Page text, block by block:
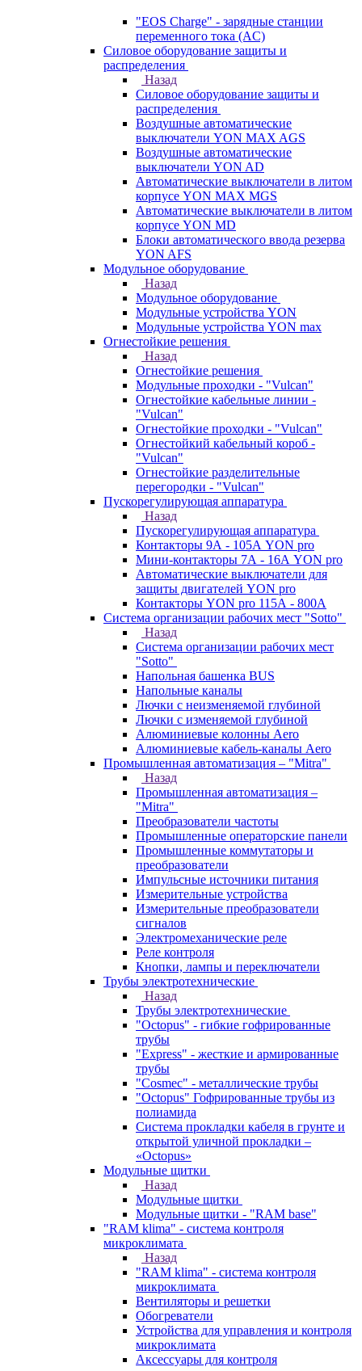
"EOS Charge" - зарядные станции
переменного тока (AC)
Силовое оборудование защиты и
распределения
Назад
Силовое оборудование защиты и
распределения
Воздушные автоматические
выключатели YON MAX AGS
Воздушные автоматические
выключатели YON AD
Автоматические выключатели в литом
корпусе YON MAX MGS
Автоматические выключатели в литом
корпусе YON MD
Блоки автоматического ввода резерва
YON AFS
Модульное оборудование
Назад
Модульное оборудование
Модульные устройства YON
Модульные устройства YON max
Огнестойкие решения
Назад
Огнестойкие решения
Модульные проходки - "Vulcan"
Огнестойкие кабельные линии -
"Vulcan"
Огнестойкие проходки - "Vulcan"
Огнестойкий кабельный короб -
"Vulcan"
Огнестойкие разделительные
перегородки - "Vulcan"
Пускорегулирующая аппаратура
Назад
Пускорегулирующая аппаратура
Контакторы 9А - 105А YON pro
Мини-контакторы 7А - 16А YON pro
Автоматические выключатели для
защиты двигателей YON pro
Контакторы YON pro 115А - 800А
Система организации рабочих мест "Sotto"
Назад
Система организации рабочих мест
"Sotto"
Напольная башенка BUS
Напольные каналы
Лючки с неизменяемой глубиной
Лючки с изменяемой глубиной
Алюминиевые колонны Aero
Алюминиевые кабель-каналы Aero
Промышленная автоматизация – "Mitra"
Назад
Промышленная автоматизация –
"Mitra"
Преобразователи частоты
Промышленные операторские панели
Промышленные коммутаторы и
преобразователи
Импульсные источники питания
Измерительные устройства
Измерительные преобразователи
сигналов
Электромеханические реле
Реле контроля
Кнопки, лампы и переключатели
Трубы электротехнические
Назад
Трубы электротехнические
"Octopus" - гибкие гофрированные
трубы
"Express" - жесткие и армированные
трубы
"Cosmec" - металлические трубы
"Octopus" Гофрированные трубы из
полиамида
Система прокладки кабеля в грунте и
открытой уличной прокладки –
«Octopus»
Модульные щитки
Назад
Модульные щитки
Модульные щитки - "RAM base"
"RAM klima" - система контроля
микроклимата
Назад
"RAM klima" - система контроля
микроклимата
Вентиляторы и решетки
Обогреватели
Устройства для управления и контроля
микроклимата
Аксессуары для контроля